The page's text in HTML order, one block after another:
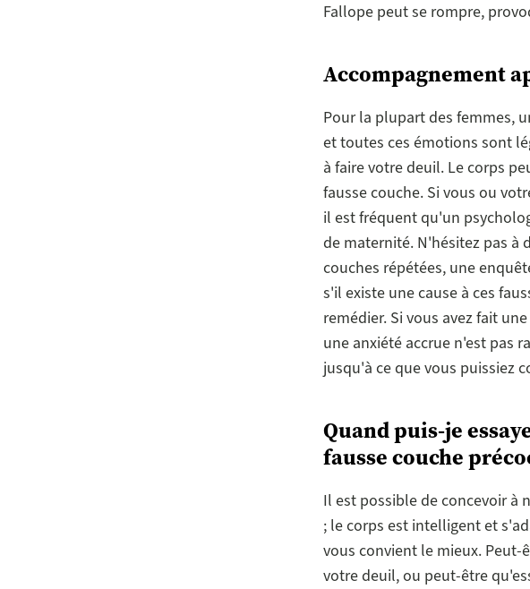
Fallope peut se rompre,
Accompagnement
Pour la plupart des femmes,
et toutes ces émotions sont
à faire votre deuil. Le corps
fausse couche. Si vous ou
il est fréquent qu'un
de maternité. N'hésitez pas à
couches répétées, une
s'il existe une cause à ces
remédier. Si vous avez fait
une anxiété accrue n'est pas
jusqu'à ce que vous puissiez
Quand puis-je
fausse couche
Il est possible de concevoir à
; le corps est intelligent et
vous convient le mieux.
votre deuil, ou peut-être